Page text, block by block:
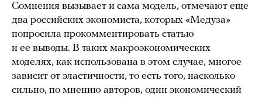
Сомнения вызывает и сама модель, отмечают еще
два российских экономиста, которых «Медуза»
попросила прокомментировать статью
и ее выводы. В таких макроэкономических
моделях, как использована в этом случае, многое
зависит от эластичности, то есть того, насколько
сильно, по мнению авторов, один экономический